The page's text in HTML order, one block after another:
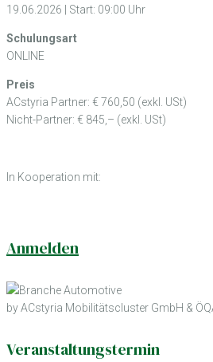
19.06.2026 | Start: 09:00 Uhr
Schulungsart
ONLINE
Preis
ACstyria Partner: € 760,50 (exkl. USt)
Nicht-Partner: € 845,– (exkl. USt)
In Kooperation mit:
Anmelden
by ACstyria Mobilitätscluster GmbH &
Veranstaltungstermin